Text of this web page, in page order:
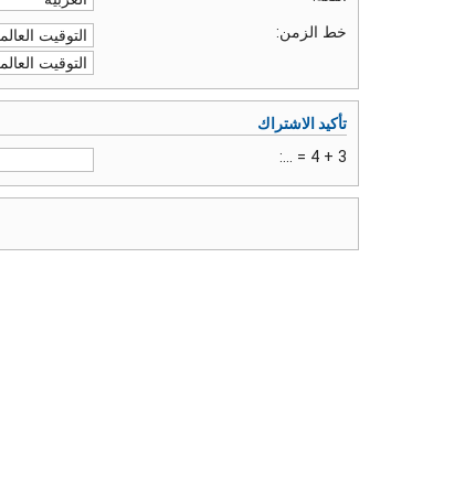
خط الزمن:
تأكيد الاشتراك
3 + 4 = ...: